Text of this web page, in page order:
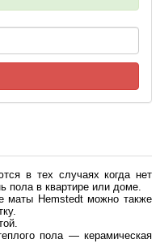
в тех случаях когда нет
пола в квартире или доме.
маты Hemstedt можно также
пола — керамическая